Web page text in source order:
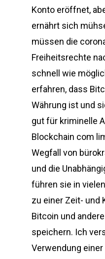
Konto eröffnet,
ernährt sich
müssen die
Freiheitsrechte
schnell wie
erfahren, dass
Währung ist und
gut für kriminelle
Blockchain com
Wegfall von
und die
führen sie in
zu einer Zeit- und
Bitcoin und
speichern. Ich
Verwendung